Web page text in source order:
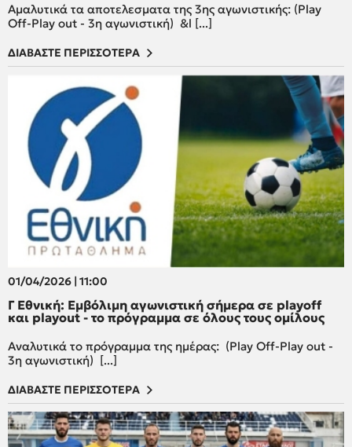
Αμαλυτικά τα αποτελεσματα της 3ης αγωνιστικής: (Play
Off-Play out - 3η αγωνιστική) &l [...]
ΔΙΑΒΑΣΤΕ ΠΕΡΙΣΣΟΤΕΡΑ
01/04/2026 | 11:00
Γ Εθνική: Εμβόλιμη αγωνιστική σήμερα σε playoff
και playout - το πρόγραμμα σε όλους τους ομίλους
Αναλυτικά το πρόγραμμα της ημέρας: (Play Off-Play out -
3η αγωνιστική) [...]
ΔΙΑΒΑΣΤΕ ΠΕΡΙΣΣΟΤΕΡΑ